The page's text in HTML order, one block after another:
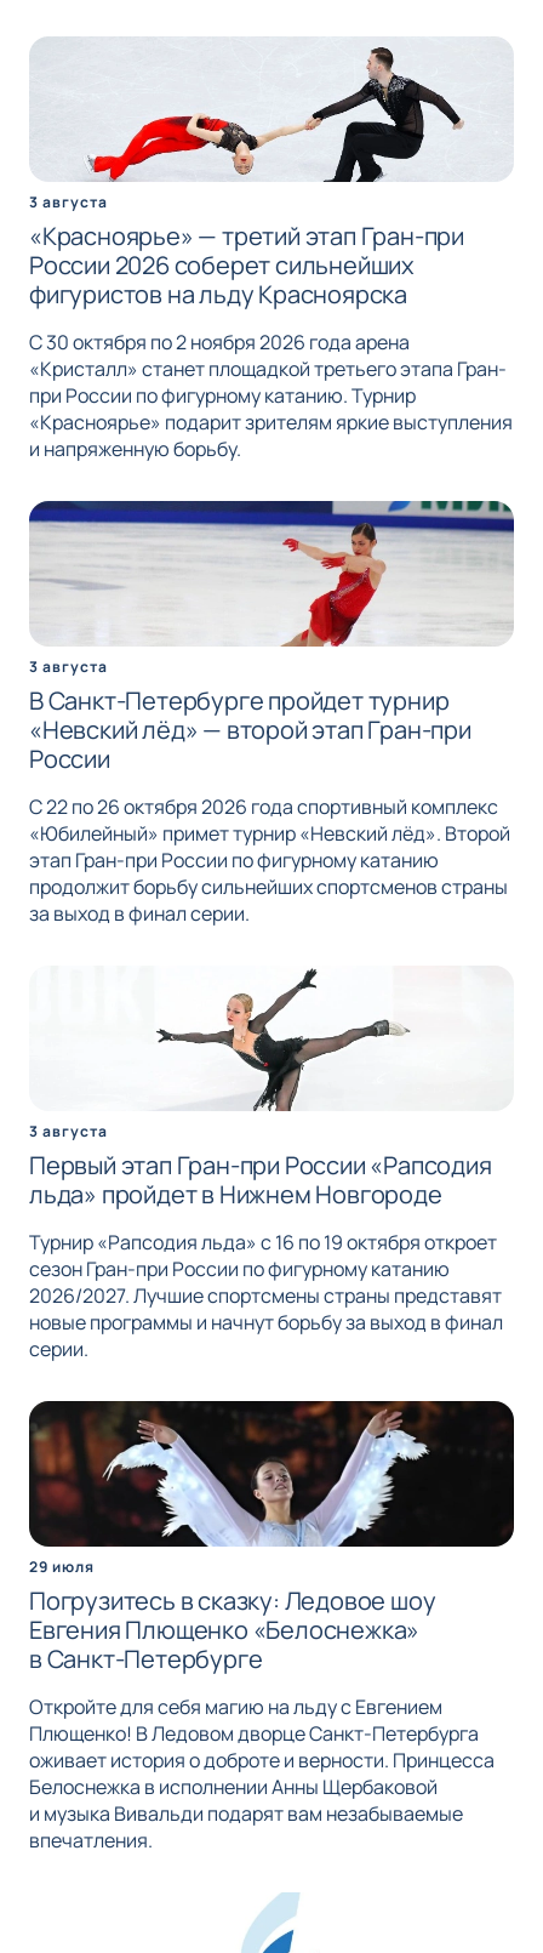
3 августа
«Красноярье» — третий этап Гран-при
России 2026 соберет сильнейших
фигуристов на льду Красноярска
С 30 октября по 2 ноября 2026 года арена
«Кристалл» станет площадкой третьего этапа Гран-
при России по фигурному катанию. Турнир
«Красноярье» подарит зрителям яркие выступления
и напряженную борьбу.
3 августа
В Санкт-Петербурге пройдет турнир
«Невский лёд» — второй этап Гран-при
России
С 22 по 26 октября 2026 года спортивный комплекс
«Юбилейный» примет турнир «Невский лёд». Второй
этап Гран-при России по фигурному катанию
продолжит борьбу сильнейших спортсменов страны
за выход в финал серии.
3 августа
Первый этап Гран-при России «Рапсодия
льда» пройдет в Нижнем Новгороде
Турнир «Рапсодия льда» с 16 по 19 октября откроет
сезон Гран-при России по фигурному катанию
2026/2027. Лучшие спортсмены страны представят
новые программы и начнут борьбу за выход в финал
серии.
29 июля
Погрузитесь в сказку: Ледовое шоу
Евгения Плющенко «Белоснежка»
в Санкт-Петербурге
Откройте для себя магию на льду с Евгением
Плющенко! В Ледовом дворце Санкт-Петербурга
оживает история о доброте и верности. Принцесса
Белоснежка в исполнении Анны Щербаковой
и музыка Вивальди подарят вам незабываемые
впечатления.